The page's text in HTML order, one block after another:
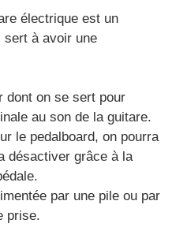
électrique est un
sert à avoir une
dont on se sert pour
au son de la guitare.
le pedalboard, on pourra
désactiver grâce à la
par une pile ou par
prise.